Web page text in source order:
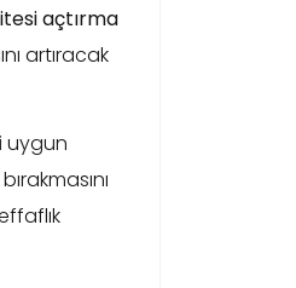
açtırma
artıracak
uygun